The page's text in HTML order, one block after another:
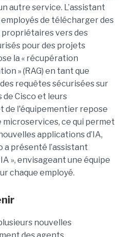
autre service. L’assistant
de télécharger des
propriétaires vers des
pour des projets
la « récupération
» (RAG) en tant que
requêtes sécurisées sur
Cisco et leurs
de l'équipementier repose
ce qui permet
applications d’IA,
a présenté l’assistant
», envisageant une équipe
chaque employé.
nouvelles